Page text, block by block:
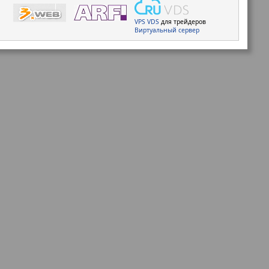
VPS VDS для трейдеров
Виртуальный сервер